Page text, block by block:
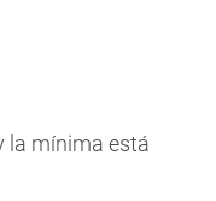
la mínima está